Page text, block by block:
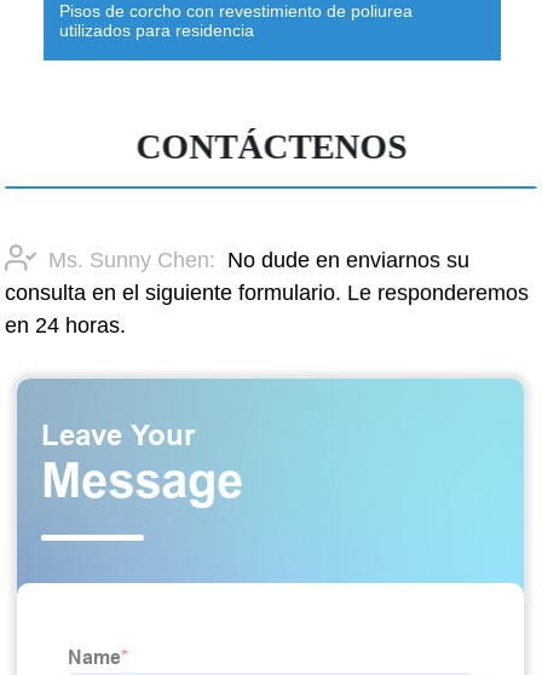
Garaje residencial usado puerta de garaje con
recubrimiento en polvo de aluminio blanco
CONTÁCTENOS
Ms. Sunny Chen: No dude en enviarnos su
consulta en el siguiente formulario. Le responderemos
en 24 horas.